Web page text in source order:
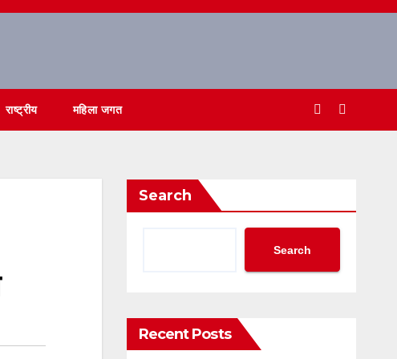
राष्ट्रीय महिला जगत
Search
Search
Recent Posts